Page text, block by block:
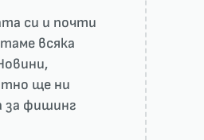
си и почти
всяка
ще ни
за фишинг